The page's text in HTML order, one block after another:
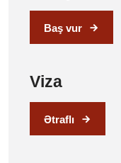
Baş vur
Viza
Ətraflı